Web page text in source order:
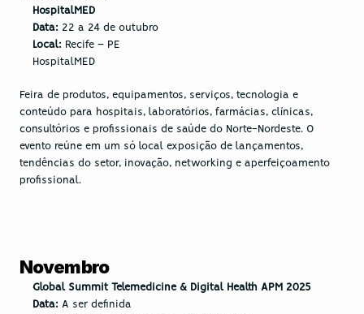
HospitalMED
Data: 22 a 24 de outubro
Local: Recife – PE
HospitalMED
Feira de produtos, equipamentos, serviços, tecnologia e
conteúdo para hospitais, laboratórios, farmácias, clínicas,
consultórios e profissionais de saúde do Norte-Nordeste. O
evento reúne em um só local exposição de lançamentos,
tendências do setor, inovação, networking e aperfeiçoamento
profissional.
Novembro
Global Summit Telemedicine & Digital Health APM 2025
Data: A ser definida